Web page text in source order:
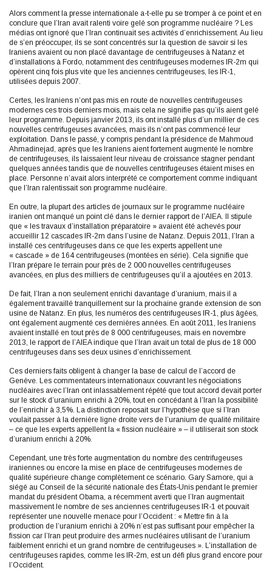
Alors comment la presse internationale a-t-elle pu se tromper à ce point et en
conclure que l’Iran avait ralenti voire gelé son programme nucléaire ? Les
médias ont ignoré que l’Iran continuait ses activités d’enrichissement. Au lieu
de s’en préoccuper, ils se sont concentrés sur la question de savoir si les
Iraniens avaient ou non placé davantage de centrifugeuses à Natanz et
d’installations à Fordo, notamment des centrifugeuses modernes IR-2m qui
opèrent cinq fois plus vite que les anciennes centrifugeuses, les IR-1,
utilisées depuis 2007.
Certes, les Iraniens n’ont pas mis en route de nouvelles centrifugeuses
modernes ces trois derniers mois, mais cela ne signifie pas qu’ils aient gelé
leur programme. Depuis janvier 2013, ils ont installé plus d’un millier de ces
nouvelles centrifugeuses avancées, mais ils n’ont pas commencé leur
exploitation. Dans le passé, y compris pendant la présidence de Mahmoud
Ahmadinejad, après que les Iraniens aient fortement augmenté le nombre
de centrifugeuses, ils laissaient leur niveau de croissance stagner pendant
quelques années tandis que de nouvelles centrifugeuses étaient mises en
place. Personne n’avait alors interprété ce comportement comme indiquant
que l’Iran ralentissait son programme nucléaire.
En outre, la plupart des articles de journaux sur le programme nucléaire
iranien ont manqué un point clé dans le dernier rapport de l’AIEA. Il stipule
que « les travaux d’installation préparatoire » avaient été achevés pour
accueillir 12 cascades IR-2m dans l’usine de Natanz. Depuis 2011, l’Iran a
installé ces centrifugeuses dans ce que les experts appellent une
« cascade » de 164 centrifugeuses (montées en série). Cela signifie que
l’Iran prépare le terrain pour près de 2 000 nouvelles centrifugeuses
avancées, en plus des milliers de centrifugeuses qu’il a ajoutées en 2013.
De fait, l’Iran a non seulement enrichi davantage d’uranium, mais il a
également travaillé tranquillement sur la prochaine grande extension de son
usine de Natanz. En plus, les numéros des centrifugeuses IR-1, plus âgées,
ont également augmenté ces dernières années. En août 2011, les Iraniens
avaient installé en tout près de 8 000 centrifugeuses, mais en novembre
2013, le rapport de l’AIEA indique que l’Iran avait un total de plus de 18 000
centrifugeuses dans ses deux usines d’enrichissement.
Ces derniers faits obligent à changer la base de calcul de l’accord de
Genève. Les commentateurs internationaux couvrant les négociations
nucléaires avec l’Iran ont inlassablement répété que tout accord devait porter
sur le stock d’uranium enrichi à 20%, tout en concédant à l’Iran la possibilité
de l’enrichir à 3,5%. La distinction reposait sur l’hypothèse que si l’Iran
voulait passer à la dernière ligne droite vers de l’uranium de qualité militaire
– ce que les experts appellent la « fission nucléaire » – il utiliserait son stock
d’uranium enrichi à 20%.
Cependant, une très forte augmentation du nombre des centrifugeuses
iraniennes ou encore la mise en place de centrifugeuses modernes de
qualité supérieure change complètement ce scénario. Gary Samore, qui a
siégé au Conseil de la sécurité nationale des États-Unis pendant le premier
mandat du président Obama, a récemment averti que l’Iran augmentait
massivement le nombre de ses anciennes centrifugeuses IR-1 et pouvait
représenter une nouvelle menace pour l’Occident : « Mettre fin à la
production de l’uranium enrichi à 20% n’est pas suffisant pour empêcher la
fission car l’Iran peut produire des armes nucléaires utilisant de l’uranium
faiblement enrichi et un grand nombre de centrifugeuses ». L’installation de
centrifugeuses rapides, comme les IR-2m, est un défi plus grand encore pour
l’Occident.